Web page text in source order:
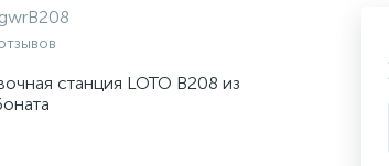
gwrВ208
станция LOTO В208 из